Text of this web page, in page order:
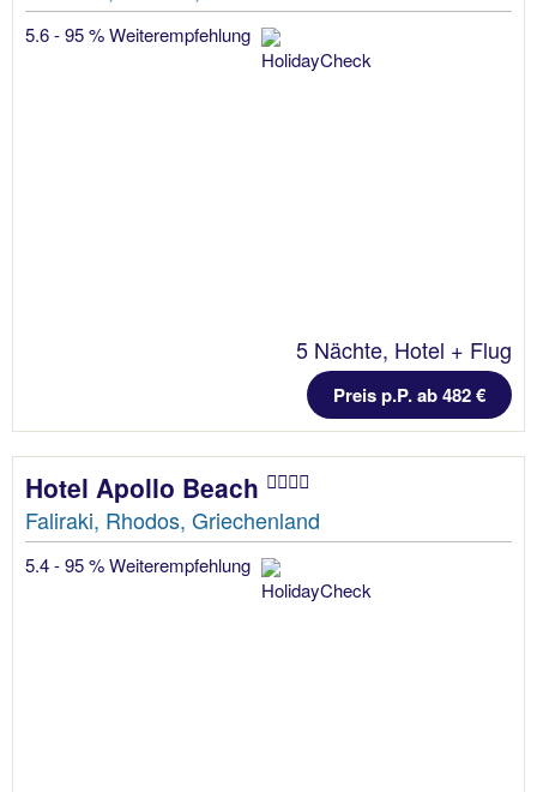
5.6 - 95 % Weiterempfehlung
5 Nächte, Hotel + Flug
Preis p.P. ab 482 €
Hotel Apollo Beach
Faliraki, Rhodos, Griechenland
5.4 - 95 % Weiterempfehlung